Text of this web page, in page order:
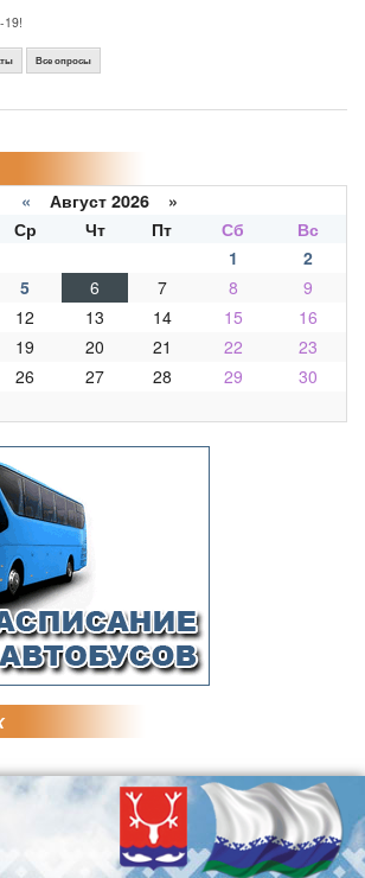
19!
Все опросы
« Август 2026 »
Ср Чт Пт Сб
Вс
1
2
5 6 7 8
9
12 13 14 15
16
19 20 21 22
23
26 27 28 29
30